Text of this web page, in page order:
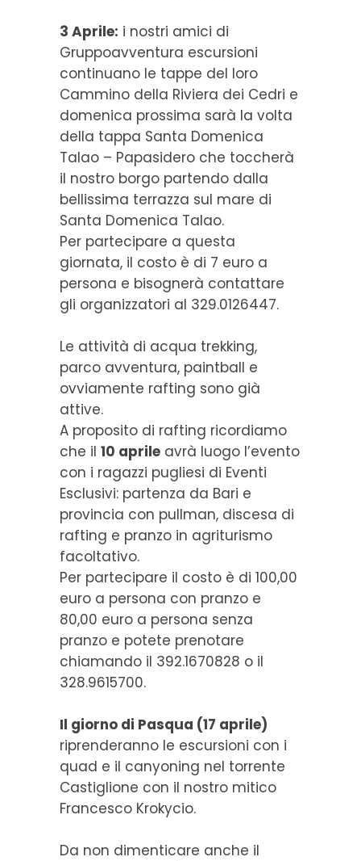
3 Aprile: i nostri amici di
Gruppoavventura escursioni
continuano le tappe del loro
Cammino della Riviera dei Cedri e
domenica prossima sarà la volta
della tappa Santa Domenica
Talao – Papasidero che toccherà
il nostro borgo partendo dalla
bellissima terrazza sul mare di
Santa Domenica Talao.
Per partecipare a questa
giornata, il costo è di 7 euro a
persona e bisognerà contattare
gli organizzatori al 329.0126447.
Le attività di acqua trekking,
parco avventura, paintball e
ovviamente rafting sono già
attive.
A proposito di rafting ricordiamo
che il 10 aprile avrà luogo l’evento
con i ragazzi pugliesi di Eventi
Esclusivi: partenza da Bari e
provincia con pullman, discesa di
rafting e pranzo in agriturismo
facoltativo.
Per partecipare il costo è di 100,00
euro a persona con pranzo e
80,00 euro a persona senza
pranzo e potete prenotare
chiamando il 392.1670828 o il
328.9615700.
Il giorno di Pasqua (17 aprile)
riprenderanno le escursioni con i
quad e il canyoning nel torrente
Castiglione con il nostro mitico
Francesco Krokycio.
Da non dimenticare anche il